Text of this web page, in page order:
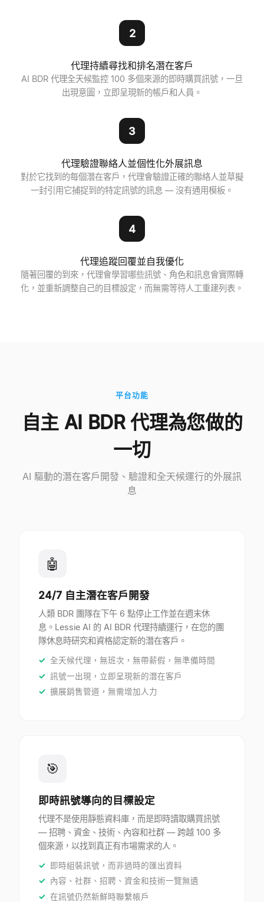
2
代理持續尋找和排名潛在客戶
AI BDR 代理全天候監控 100 多個來源的即時購買訊號，一旦
出現意圖，立即呈現新的帳戶和人員。
3
代理驗證聯絡人並個性化外展訊息
對於它找到的每個潛在客戶，代理會驗證正確的聯絡人並草擬
一封引用它捕捉到的特定訊號的訊息 — 沒有通用模板。
4
代理追蹤回覆並自我優化
隨著回覆的到來，代理會學習哪些訊號、角色和訊息會實際轉
化，並重新調整自己的目標設定，而無需等待人工重建列表。
平台功能
自主 AI BDR 代理為您做的
一切
AI 驅動的潛在客戶開發、驗證和全天候運行的外展訊
息
🤖
24/7 自主潛在客戶開發
人類 BDR 團隊在下午 6 點停止工作並在週末休
息。Lessie AI 的 AI BDR 代理持續運行，在您的團
隊休息時研究和資格認定新的潛在客戶。
全天候代理，無班次，無帶薪假，無準備時間
訊號一出現，立即呈現新的潛在客戶
擴展銷售管道，無需增加人力
🎯
即時訊號導向的目標設定
代理不是使用靜態資料庫，而是即時讀取購買訊號
— 招聘、資金、技術、內容和社群 — 跨越 100 多
個來源，以找到真正有市場需求的人。
即時組裝訊號，而非過時的匯出資料
內容、社群、招聘、資金和技術一覽無遺
在訊號仍然新鮮時聯繫帳戶